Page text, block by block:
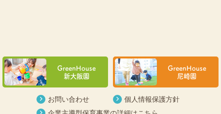
GreenHouse
新大阪園
GreenHouse
尼崎園
お問い合わせ
個人情報保護方針